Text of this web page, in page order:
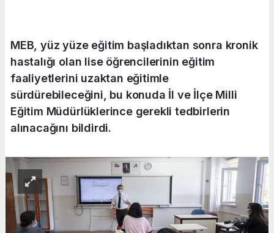
MEB, yüz yüze eğitim başladıktan sonra kronik
hastalığı olan lise öğrencilerinin eğitim
faaliyetlerini uzaktan eğitimle
sürdürebileceğini, bu konuda İl ve İlçe Milli
Eğitim Müdürlüklerince gerekli tedbirlerin
alınacağını bildirdi.